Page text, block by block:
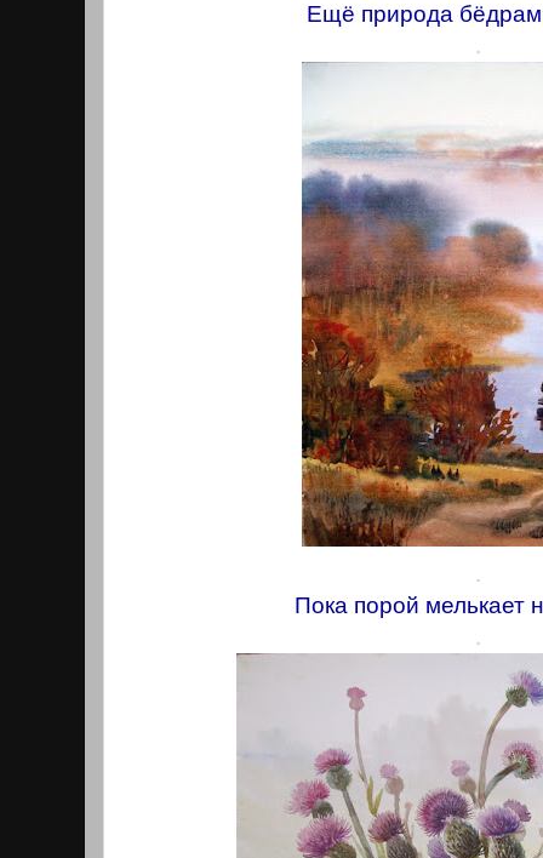
Ещё природа
.
.
Пока порой мелькает
.